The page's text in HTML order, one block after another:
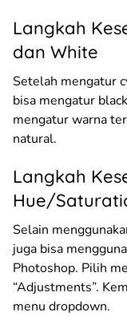
Langkah
dan White
Setelah mengatur
bisa mengatur
mengatur warna
natural.
Langkah
Hue/
Selain
juga bisa
Photoshop. Pilih
“Adjustments”.
menu dropdown.